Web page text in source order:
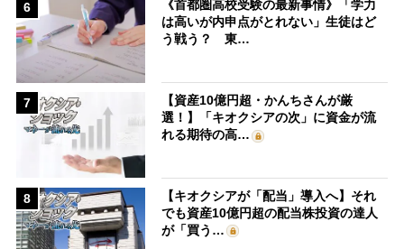
6
《首都圏高校受験の最新事情》「学力
は高いが内申点がとれない」生徒はど
う戦う？ 東…
7
【資産10億円超・かんちさんが厳
選！】「キオクシアの次」に資金が流
れる期待の高…
8
【キオクシアが「配当」導入へ】それ
でも資産10億円超の配当株投資の達人
が「買う…